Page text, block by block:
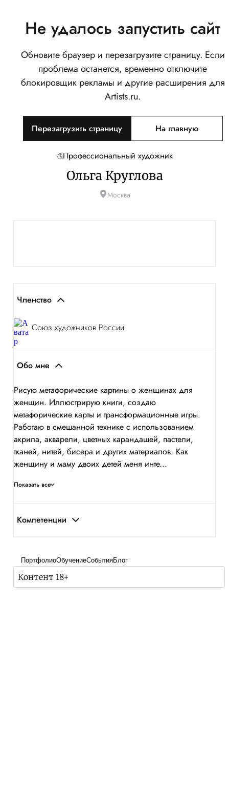
Не удалось запустить сайт
Обновите браузер и перезагрузите страницу. Если
проблема останется, временно отключите
блокировщик рекламы и другие расширения для
Artists.ru.
Перезагрузить страницу На главную
Профессиональный художник
Ольга Круглова
Москва
Членство
Союз художников России
Обо мне
Рисую метафорические картины о женщинах для
женщин. Иллюстрирую книги, создаю
метафорические карты и трансформационные игры.
Работаю в смешанной технике с использованием
акрила, акварели, цветных карандашей, пастели,
тканей, нитей, бисера и других материалов. Как
женщину и маму двоих детей меня инте...
Показать все
Компетенции
ПортфолиоОбучениеСобытияБлог
Контент 18+